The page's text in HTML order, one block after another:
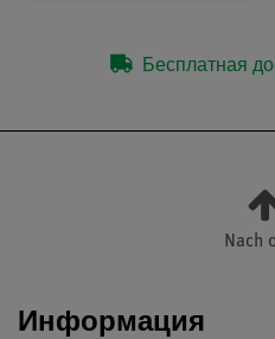
Бесплатная
Nach
Информация